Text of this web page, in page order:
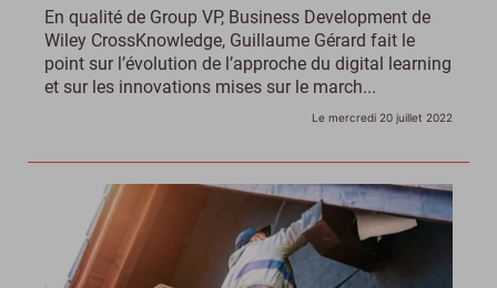
En qualité de Group VP, Business Development de
Wiley CrossKnowledge, Guillaume Gérard fait le
point sur l’évolution de l’approche du digital learning
et sur les innovations mises sur le march...
Le mercredi 20 juillet 2022